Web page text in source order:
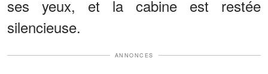
ses yeux, et la cabine est restée
silencieuse.
ANNONCES